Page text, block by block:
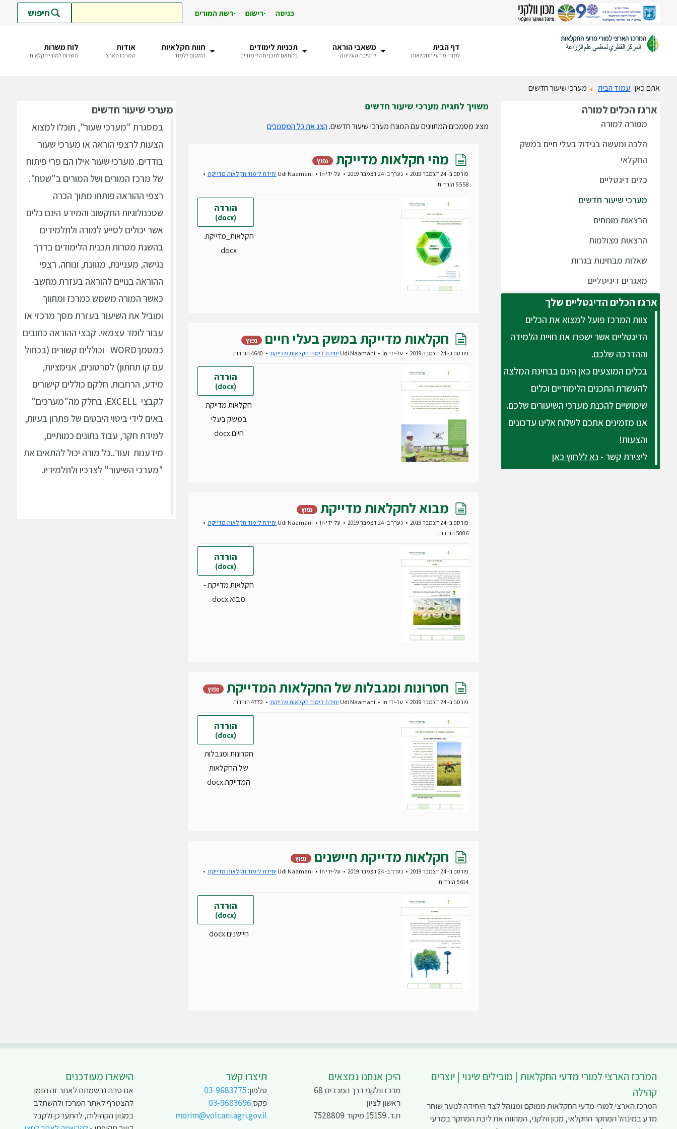
חיפוש כניסה רישום רשת המורים
דף הבית
למורי מדעי החקלאות
משאבי הוראה
לחטיבה העליונה
תכניות לימודים
בהתאם לתכנית הלימודים
חוות חקלאיות
המקום ללמוד
אודות
המרכז הארצי
לוח משרות
משרות למורי חקלאות
אתם כאן: עמוד הבית מערכי שיעור חדשים
משויך לתגית מערכי שיעור חדשים
מציג מסמכים המתויגים עם המונח מערכי שיעור חדשים.הצג את כל המסמכים
מ
ס
מ
ך
מהי חקלאות מדייקת נפוץ
פורסם ב- 24 דצמבר 2019 נערך ב- 24 דצמבר 2019 על-ידי Udi Naamani In
יחידת לימוד חקלאות מדייקת
5558 הורדות
הורדה
(docx)
חקלאות_מדייקת.
docx
מ
ס
מ
ך
חקלאות מדייקת במשק בעלי חיים נפוץ
פורסם ב- 24 דצמבר 2019 על-ידי Udi Naamani In יחידת לימוד חקלאות מדייקת
הורדה
(docx)
חקלאות מדייקת
במשק בעלי
חיים.docx
מ
ס
מ
ך
מבוא לחקלאות מדייקת נפוץ
פורסם ב- 24 דצמבר 2019 נערך ב- 24 דצמבר 2019 על-ידי Udi Naamani In
יחידת לימוד חקלאות מדייקת
5006 הורדות
הורדה
(docx)
חקלאות מדייקת -
מבוא.docx
מ
ס
מ
ך
חסרונות ומגבלות של החקלאות המדייקת נפוץ
פורסם ב- 24 דצמבר 2019 על-ידי Udi Naamani In יחידת לימוד חקלאות מדייקת 4772 הורדות
הורדה
(docx)
חסרונות ומגבלות
של החקלאות
המדייקת.docx
מ
ס
מ
ך
חקלאות מדייקת חיישנים נפוץ
פורסם ב- 24 דצמבר 2019 נערך ב- 24 דצמבר 2019 על-ידי Udi Naamani In
יחידת לימוד חקלאות מדייקת
5614 הורדות
הורדה
(docx)
חיישנים.docx
ארגז הכלים למורה
ממורה למורה
הלכה ומעשה בגידול בעלי חיים במשק
החקלאי
כלים דיגטליים
מערכי שיעור חדשים
הרצאות מומחים
הרצאות מצולמות
שאלות מבחינות בגרות
מאגרים דיגיטליים
ארגז הכלים הדיגטליים שלך
צוות המרכז פועל למצוא את הכלים
הדיגטליים אשר ישפרו את חויית הלמידה
וההדרכה שלכם.
בכלים המוצעים כאן הינם בבחינת המלצה
להעשרת התכנים הלימודיים וכלים
שימושיים להכנת מערכי השיעורים שלכם.
אנו מזמינים אתכם לשלוח אלינו עדכונים
והצעות!
ליצירת קשר - נא ללחוץ כאן
מערכישיעור חדשים
במסגרת "מערכי שעור", תוכלו למצוא
הצעות לרצפי הוראה או מערכי שעור
בודדים. מערכי שעור אילו הם פרי פיתוח
של מרכז המורים ושל המורים ב"שטח".
רצפי ההוראה פותחו מתוך הכרה
שטכנולוגיות התקשוב והמידע הינם כלים
אשר יכולים לסייע למורה ולתלמידים
בהשגת מטרות תכנית הלימודים בדרך
נגישה, מעניינת, מגוונת, ונוחה. רצפי
ההוראה בנויים להוראה בעזרת מחשב-
כאשר המורה משמש כמרכז ומתווך
ומוביל את השיעור בעזרת מסך מרכזי או
עבור לומד עצמאי. קבצי ההוראה כתובים
כמסמךWORD וכוללים קשורים (בכחול
עם קו תחתון) לסרטונים, אנימציות,
מידע, הרחבות. חלקם כוללים קישורים
לקבצי EXCELL. בחלק מה"מערכים"
באים לידי ביטוי היבטים של פתרון בעיות,
למידת חקר, עבוד נתונים כמותיים,
מידענות ועוד..כל מורה יכול להתאים את
"מערכי השיעור" לצרכיו ולתלמידיו.
המרכז הארצי למורי מדעי החקלאות | מובילים שינוי | יוצרים
קהילה
המרכז הארצי למורי מדעי החקלאות ממוקם ומנוהל לצד היחידה לנוער שוחר
מדע במינהל המחקר החקלאי, מכון וולקני, המהווה את ליבת המחקר במדעי
היכן אנחנו נמצאים
מרכז וולקני דרך המכבים 68
ראשון לציון
ת.ד. 15159 מיקוד 7528809
תיצרו קשר
טלפון:03-9683775
פקס:03-9683696
morim@volcani.agri.gov.il
הישארו מעודכנים
אם טרם נרשמתם לאתר זה הזמן
להצטרף לאתר המרכז ולהשתלב
במגוון הקהילות, להתעדכן ולקבל